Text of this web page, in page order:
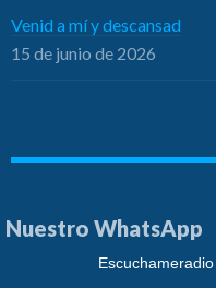
Venid a mí y descansad
15 de junio de 2026
Nuestro WhatsApp
Escuchameradio